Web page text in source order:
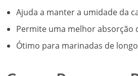
Ajuda a manter a umidade da
Permite uma melhor absorção
Ótimo para marinadas de